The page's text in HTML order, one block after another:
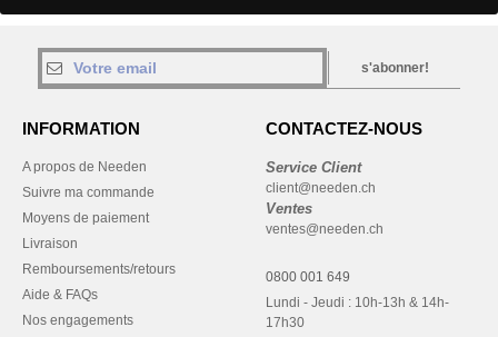
s'abonner!
INFORMATION
A propos de Needen
Suivre ma commande
Moyens de paiement
Livraison
Remboursements/retours
Aide & FAQs
Nos engagements
CONTACTEZ-NOUS
Service Client
client@needen.ch
Ventes
ventes@needen.ch
0800 001 649
Lundi - Jeudi : 10h-13h & 14h-
17h30